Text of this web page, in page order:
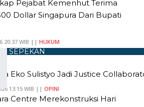
Pejabat Kemenhut Terima
Dollar Singapura Dari Bupati
20:37 WIB || HUKUM
SEPEKAN
Eko Sulistyo Jadi Justice
13:15 WIB || OPINI
Centre Merekonstruksi Hari